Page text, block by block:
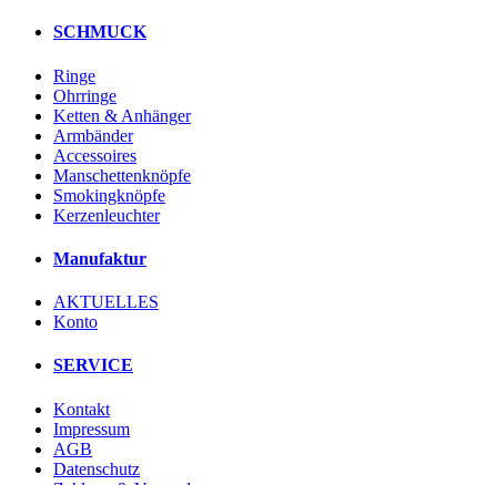
SCHMUCK
Ringe
Ohrringe
Ketten & Anhänger
Armbänder
Accessoires
Manschettenknöpfe
Smokingknöpfe
Kerzenleuchter
Manufaktur
AKTUELLES
Konto
SERVICE
Kontakt
Impressum
AGB
Datenschutz